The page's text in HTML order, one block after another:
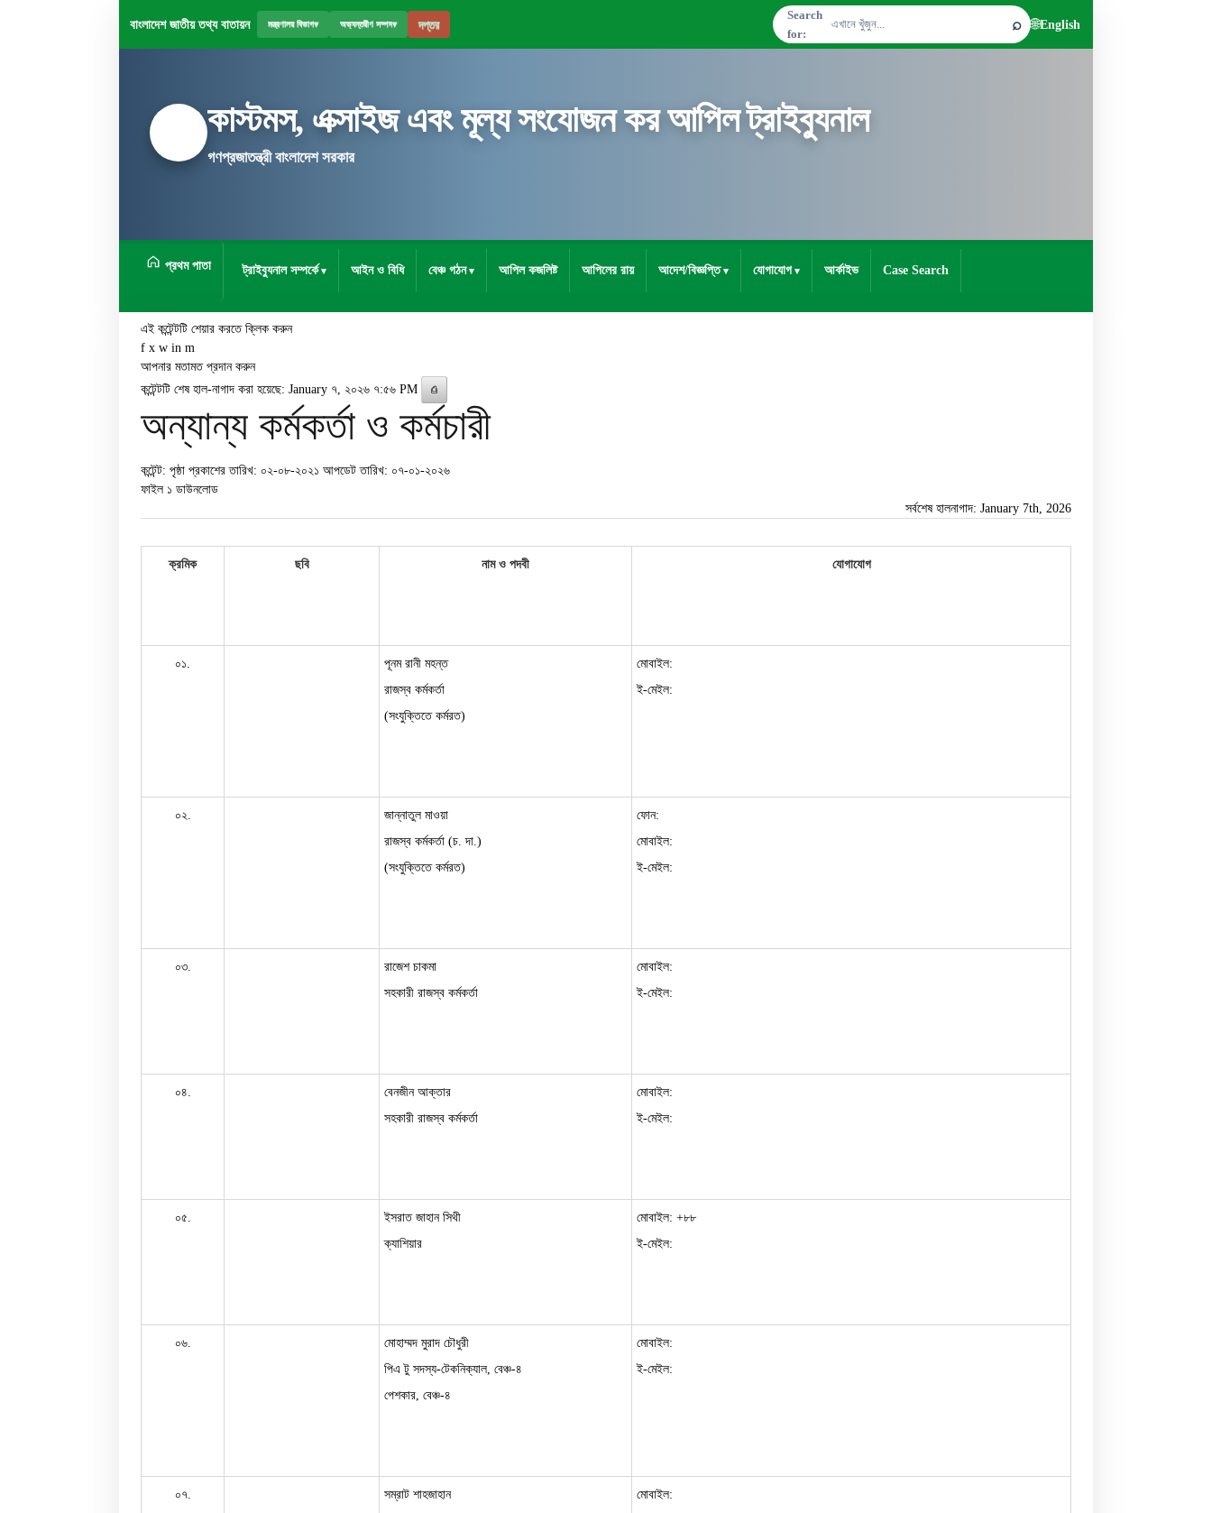
বাংলাদেশ জাতীয় তথ্য বাতায়ন মন্ত্রণালয় বিভাগ▾ অভ্যন্তরীণ সম্পদ▾ দপ্তর
Search
for:
⌕ 🌐English
কাস্টমস, এক্সাইজ এবং মূল্য সংযোজন কর আপিল ট্রাইব্যুনাল
গণপ্রজাতন্ত্রী বাংলাদেশ সরকার
প্রথম পাতা ট্রাইব্যুনাল সম্পর্কে আইন ও বিধি বেঞ্চ গঠন আপিল কজলিষ্ট আপিলের রায় আদেশ/বিজ্ঞপ্তি যোগাযোগ আর্কাইভ Case Search
এই কন্টেন্টটি শেয়ার করতে ক্লিক করুন
f x w in m
আপনার মতামত প্রদান করুন
কন্টেন্টটি শেষ হাল-নাগাদ করা হয়েছে: January ৭, ২০২৬ ৭:৫৬ PM
⎙
অন্যান্য কর্মকর্তা ও কর্মচারী
কন্টেন্ট: পৃষ্ঠা প্রকাশের তারিখ: ০২-০৮-২০২১ আপডেট তারিখ: ০৭-০১-২০২৬
ফাইল ১ ডাউনলোড
সর্বশেষ হালনাগাদ: January 7th, 2026
ক্রমিক ছবি নাম ও পদবী যোগাযোগ
০১.
পূনম রানী মহন্ত
রাজস্ব কর্মকর্তা
(সংযুক্তিতে কর্মরত)
মোবাইল:
ই-মেইল:
০২.
জান্নাতুল মাওয়া
রাজস্ব কর্মকর্তা (চ. দা.)
(সংযুক্তিতে কর্মরত)
ফোন:
মোবাইল:
ই-মেইল:
০৩.
রাজেশ চাকমা
সহকারী রাজস্ব কর্মকর্তা
মোবাইল:
ই-মেইল:
০৪.
বেনজীন আক্তার
সহকারী রাজস্ব কর্মকর্তা
মোবাইল:
ই-মেইল:
০৫.
ইসরাত জাহান সিথী
ক্যাশিয়ার
মোবাইল: +৮৮
ই-মেইল:
০৬.
মোহাম্মদ মুরাদ চৌধুরী
পিএ টু সদস্য-টেকনিক্যাল, বেঞ্চ-৪
পেশকার, বেঞ্চ-৪
মোবাইল:
ই-মেইল:
০৭.
সম্রাট শাহজাহান
মোবাইল: